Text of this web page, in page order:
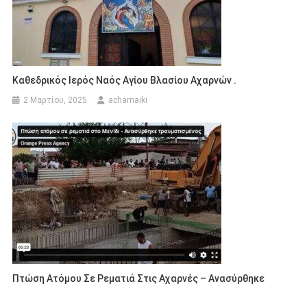
Καθεδρικός Ιερός Ναός Αγίου Βλασίου Αχαρνών .
2 Μαρτίου, 2025 acharnaiki
Πτώση Ατόμου Σε Ρεματιά Στις Αχαρνές – Ανασύρθηκε